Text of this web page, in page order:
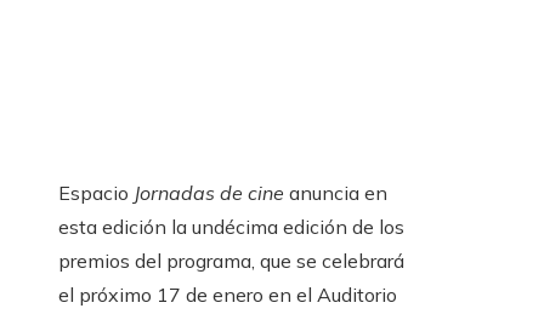
Espacio Jornadas de cine anuncia en
esta edición la undécima edición de los
premios del programa, que se celebrará
el próximo 17 de enero en el Auditorio